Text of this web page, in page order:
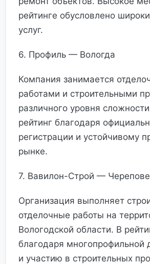
рейтинге обусловлено
услуг.
6. Профиль — Вологда
Компания занимается
работами и строительными
различного уровня
рейтинг благодаря
регистрации и устойчивому
рынке.
7. Вавилон-Строй —
Организация выполняет
отделочные работы на
Вологодской области. В
благодаря многопрофильной
и участию в строительных